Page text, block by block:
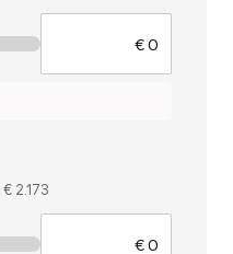
€ 2.173